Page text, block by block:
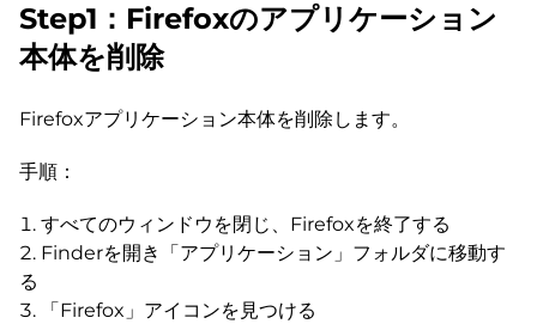
Step1：Firefoxのアプリケーション
本体を削除
Firefoxアプリケーション本体を削除します。
手順：
すべてのウィンドウを閉じ、Firefoxを終了する
Finderを開き「アプリケーション」フォルダに移動す
る
「Firefox」アイコンを見つける